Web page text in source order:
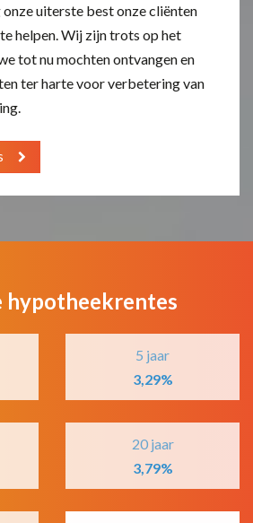
uiterste best onze cliënten
helpen. Wij zijn trots op het
tot nu mochten ontvangen en
ter harte voor verbetering van
hypotheekrentes
5 jaar
3,29%
20 jaar
3,79%